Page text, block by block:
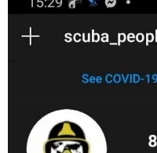
scuba_people_magazine